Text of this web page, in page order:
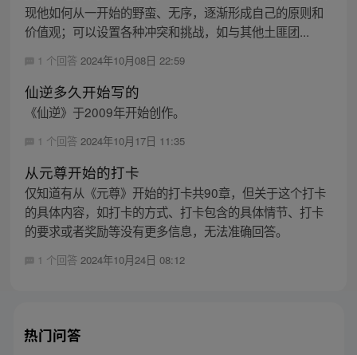
现他如何从一开始的野蛮、无序，逐渐形成自己的原则和
价值观；可以设置各种冲突和挑战，如与其他土匪团...
1 个回答 2024年10月08日 22:59
仙逆多久开始写的
《仙逆》于2009年开始创作。
1 个回答 2024年10月17日 11:35
从元尊开始的打卡
仅知道有从《元尊》开始的打卡共90章，但关于这个打卡
的具体内容，如打卡的方式、打卡包含的具体情节、打卡
的要求或者奖励等没有更多信息，无法准确回答。
1 个回答 2024年10月24日 08:12
热门问答